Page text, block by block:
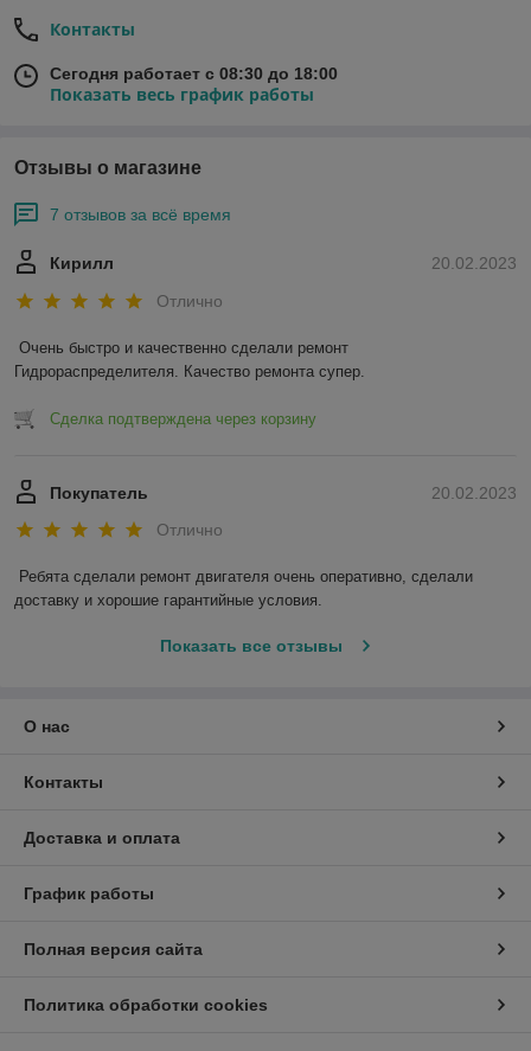
Контакты
Сегодня работает с 08:30 до 18:00
Показать весь график работы
Отзывы о магазине
7 отзывов за всё время
20.02.2023
Кирилл
Отлично
Очень быстро и качественно сделали ремонт
Гидрораспределителя. Качество ремонта супер.
Сделка подтверждена через корзину
20.02.2023
Покупатель
Отлично
Ребята сделали ремонт двигателя очень оперативно, сделали
доставку и хорошие гарантийные условия.
Показать все отзывы
О нас
Контакты
Доставка и оплата
График работы
Полная версия сайта
Политика обработки cookies